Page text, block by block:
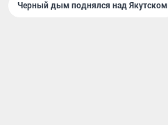
Черный дым поднялся над Якутском